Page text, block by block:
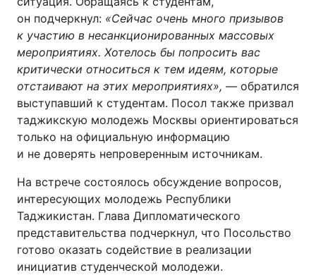
он подчеркнул: «Сейчас очень много призывов
к участию в несанкционированных массовых
мероприятиях. Хотелось бы попросить вас
критически относиться к тем идеям, которые
отстаивают на этих мероприятиях», — обратился
выступавший к студентам. Посол также призвал
таджикскую молодежь Москвы ориентироваться
только на официальную информацию
и не доверять непроверенным источникам.
На встрече состоялось обсуждение вопросов,
интересующих молодежь Республики
Таджикистан. Глава Дипломатического
представительства подчеркнул, что Посольство
готово оказать содействие в реализации
инициатив студенческой молодежи.